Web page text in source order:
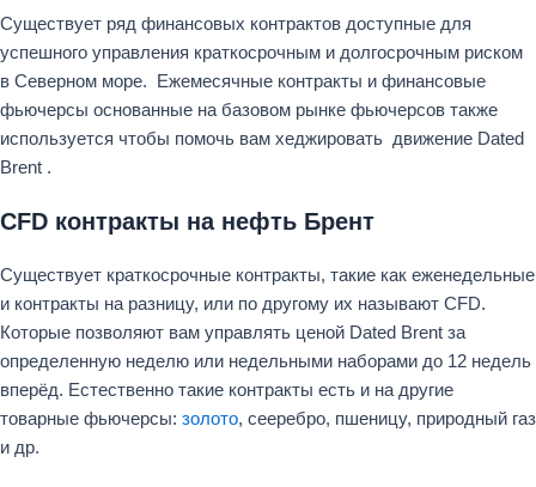
Существует ряд финансовых контрактов доступные для
успешного управления краткосрочным и долгосрочным риском
в Северном море. Ежемесячные контракты и финансовые
фьючерсы основанные на базовом рынке фьючерсов также
используется чтобы помочь вам хеджировать движение Dated
Brent .
CFD контракты на нефть Брент
Существует краткосрочные контракты, такие как еженедельные
и контракты на разницу, или по другому их называют CFD.
Которые позволяют вам управлять ценой Dated Brent за
определенную неделю или недельными наборами до 12 недель
вперёд. Естественно такие контракты есть и на другие
товарные фьючерсы: золото, сееребро, пшеницу, природный газ
и др.